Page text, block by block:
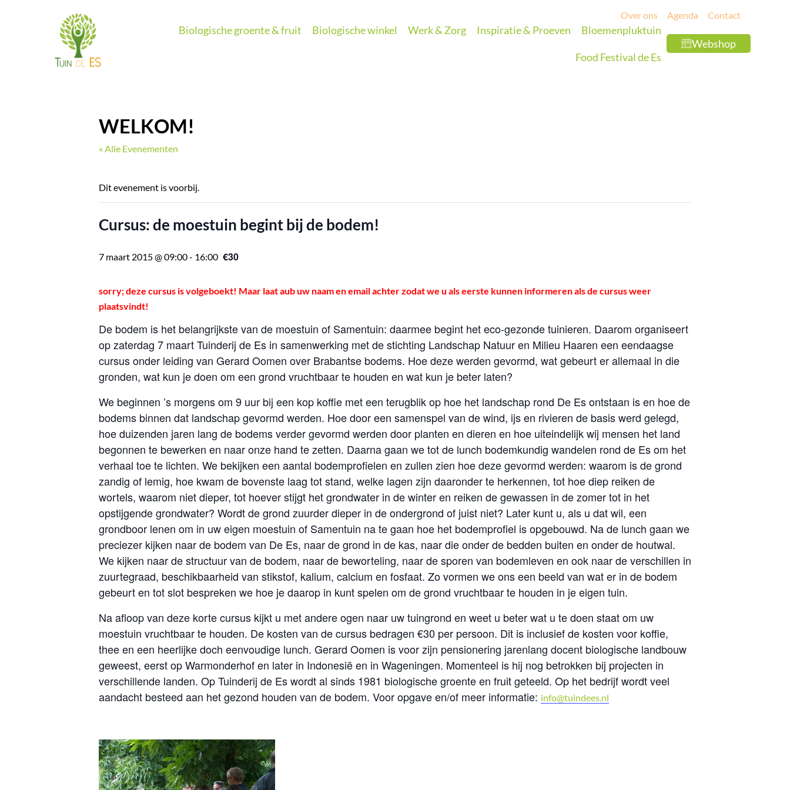
Over ons Agenda Contact
Biologische groente & fruit Biologische winkel Werk & Zorg Inspiratie & Proeven Bloemenpluktuin
Food Festival de Es
Webshop
WELKOM!
« Alle Evenementen
Dit evenement is voorbij.
Cursus: de moestuin begint bij de bodem!
7 maart 2015 @ 09:00- 16:00 €30
sorry; deze cursus is volgeboekt! Maar laat aub uw naam en email achter zodat we u als eerste kunnen informeren als de cursus weer
plaatsvindt!
De bodem is het belangrijkste van de moestuin of Samentuin: daarmee begint het eco-gezonde tuinieren. Daarom organiseert
op zaterdag 7 maart Tuinderij de Es in samenwerking met de stichting Landschap Natuur en Milieu Haaren een eendaagse
cursus onder leiding van Gerard Oomen over Brabantse bodems. Hoe deze werden gevormd, wat gebeurt er allemaal in die
gronden, wat kun je doen om een grond vruchtbaar te houden en wat kun je beter laten?
We beginnen ’s morgens om 9 uur bij een kop koffie met een terugblik op hoe het landschap rond De Es ontstaan is en hoe de
bodems binnen dat landschap gevormd werden. Hoe door een samenspel van de wind, ijs en rivieren de basis werd gelegd,
hoe duizenden jaren lang de bodems verder gevormd werden door planten en dieren en hoe uiteindelijk wij mensen het land
begonnen te bewerken en naar onze hand te zetten. Daarna gaan we tot de lunch bodemkundig wandelen rond de Es om het
verhaal toe te lichten. We bekijken een aantal bodemprofielen en zullen zien hoe deze gevormd werden: waarom is de grond
zandig of lemig, hoe kwam de bovenste laag tot stand, welke lagen zijn daaronder te herkennen, tot hoe diep reiken de
wortels, waarom niet dieper, tot hoever stijgt het grondwater in de winter en reiken de gewassen in de zomer tot in het
opstijgende grondwater? Wordt de grond zuurder dieper in de ondergrond of juist niet? Later kunt u, als u dat wil, een
grondboor lenen om in uw eigen moestuin of Samentuin na te gaan hoe het bodemprofiel is opgebouwd. Na de lunch gaan we
preciezer kijken naar de bodem van De Es, naar de grond in de kas, naar die onder de bedden buiten en onder de houtwal.
We kijken naar de structuur van de bodem, naar de beworteling, naar de sporen van bodemleven en ook naar de verschillen in
zuurtegraad, beschikbaarheid van stikstof, kalium, calcium en fosfaat. Zo vormen we ons een beeld van wat er in de bodem
gebeurt en tot slot bespreken we hoe je daarop in kunt spelen om de grond vruchtbaar te houden in je eigen tuin.
Na afloop van deze korte cursus kijkt u met andere ogen naar uw tuingrond en weet u beter wat u te doen staat om uw
moestuin vruchtbaar te houden. De kosten van de cursus bedragen €30 per persoon. Dit is inclusief de kosten voor koffie,
thee en een heerlijke doch eenvoudige lunch. Gerard Oomen is voor zijn pensionering jarenlang docent biologische landbouw
geweest, eerst op Warmonderhof en later in Indonesië en in Wageningen. Momenteel is hij nog betrokken bij projecten in
verschillende landen. Op Tuinderij de Es wordt al sinds 1981 biologische groente en fruit geteeld. Op het bedrijf wordt veel
aandacht besteed aan het gezond houden van de bodem. Voor opgave en/of meer informatie: info@tuindees.nl